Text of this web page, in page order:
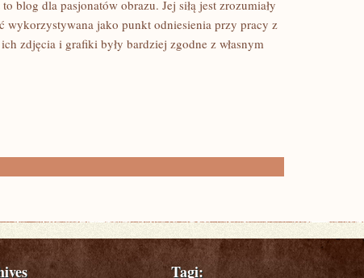
blog dla pasjonatów obrazu. Jej siłą jest zrozumiały
jako punkt odniesienia przy pracy z
zdjęcia i grafiki były bardziej zgodne z własnym
Tagi: